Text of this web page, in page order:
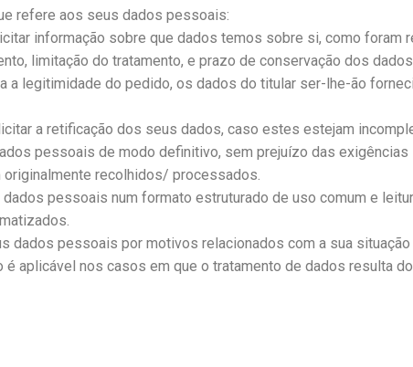
refere aos seus dados pessoais:
informação sobre que dados temos sobre si, como foram
limitação do tratamento, e prazo de conservação dos
legitimidade do pedido, os dados do titular ser-lhe-ão
a retificação dos seus dados, caso estes estejam
pessoais de modo definitivo, sem prejuízo das
recolhidos/ processados.
pessoais num formato estruturado de uso comum e
pessoais por motivos relacionados com a sua situação
aplicável nos casos em que o tratamento de dados resulta